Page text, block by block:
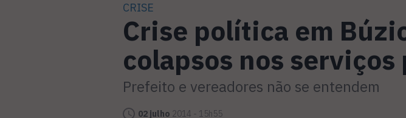
CRISE
Crise política em
colapsos nos
Prefeito e vereadores não se entendem
02 julho 2014 - 15h55